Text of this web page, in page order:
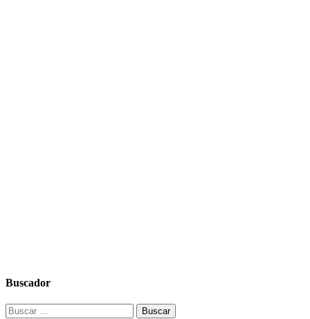
Buscador
Buscar: